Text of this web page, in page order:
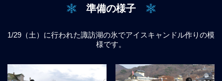
準備の様子
1/29（土）に行われた諏訪湖の氷でアイスキャンドル作りの模
様です。